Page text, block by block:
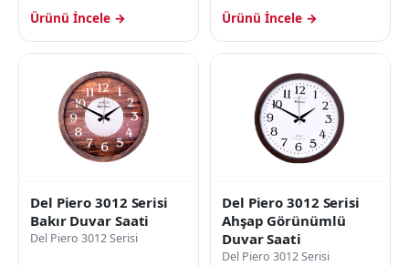
Ürünü İncele → Ürünü İncele →
Del Piero 3012 Serisi
Bakır Duvar Saati
Del Piero 3012 Serisi
Del Piero 3012 Serisi
Ahşap Görünümlü
Duvar Saati
Del Piero 3012 Serisi